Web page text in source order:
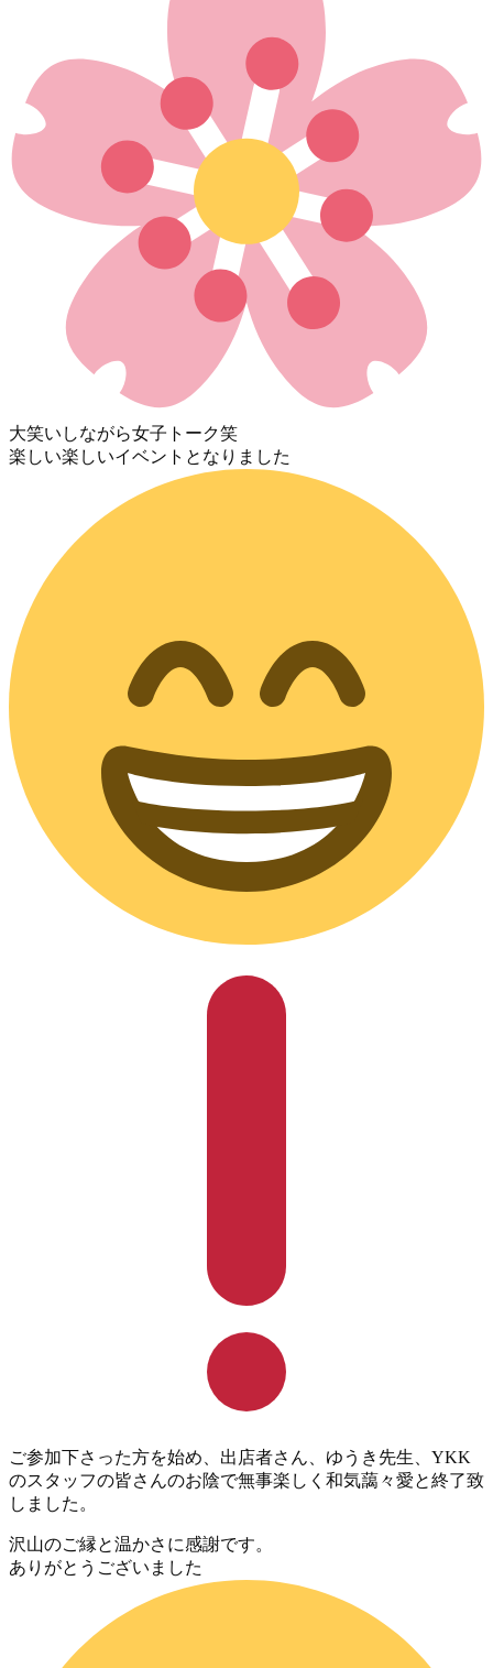
大笑いしながら女子トーク笑
楽しい楽しいイベントとなりました
ご参加下さった方を始め、出店者さん、ゆうき先生、YKK
のスタッフの皆さんのお陰で無事楽しく和気藹々愛と終了致
しました。
沢山のご縁と温かさに感謝です。
ありがとうございました